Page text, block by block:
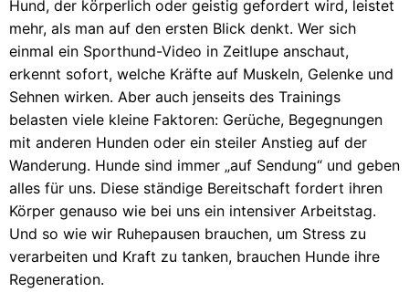
Hund, der körperlich oder geistig gefordert wird, leistet
mehr, als man auf den ersten Blick denkt. Wer sich
einmal ein Sporthund-Video in Zeitlupe anschaut,
erkennt sofort, welche Kräfte auf Muskeln, Gelenke und
Sehnen wirken. Aber auch jenseits des Trainings
belasten viele kleine Faktoren: Gerüche, Begegnungen
mit anderen Hunden oder ein steiler Anstieg auf der
Wanderung. Hunde sind immer „auf Sendung“ und geben
alles für uns. Diese ständige Bereitschaft fordert ihren
Körper genauso wie bei uns ein intensiver Arbeitstag.
Und so wie wir Ruhepausen brauchen, um Stress zu
verarbeiten und Kraft zu tanken, brauchen Hunde ihre
Regeneration.